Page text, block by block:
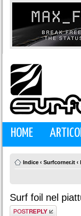
HOME
Indice ‹ Surfcorner.it ‹
Surf foil nel
Rispondi al
messaggio